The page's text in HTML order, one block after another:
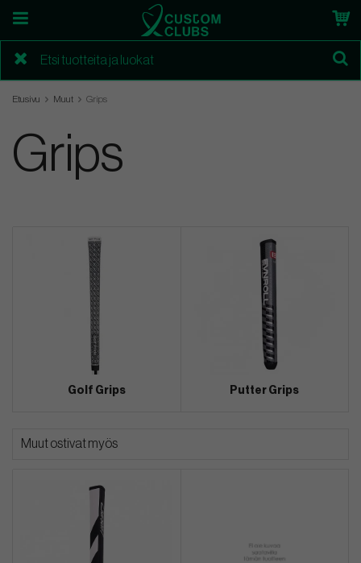
Etusivu Muut Grips
Grips
Golf Grips Putter Grips
Muut ostivat myös